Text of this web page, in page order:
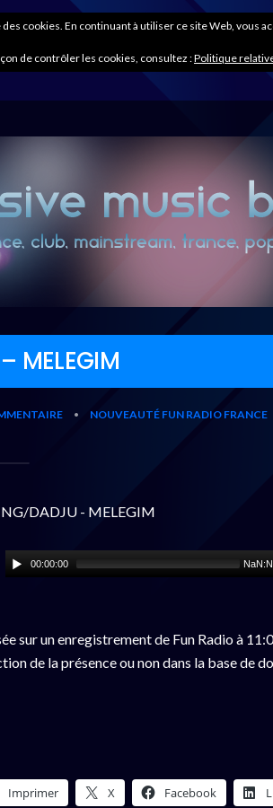
MELEGIM
• NOUVEAUTÉ FUN RADIO FRANCE
DADJU - MELEGIM
00:00:00
sur un enregistrement de Fun Radio à
de la présence ou non dans la base de
Imprimer X Facebook
cookies. En continuant à utiliser ce site Web, vous
de contrôler les cookies, consultez :Politique